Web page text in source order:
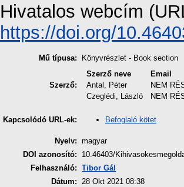
Hivatalos webcím
https://doi.org/
Mű típusa: Könyvrészlet - Book section
Szerző:
Szerző neve Email
Antal, Péter
NEM
Czeglédi, László
NEM
Kapcsolódó URL-ek: Befoglaló kötet
Nyelv: magyar
DOI azonosító:
10.46403/
Felhasználó: Tibor Gál
Dátum: 28 Okt 2021 08:38